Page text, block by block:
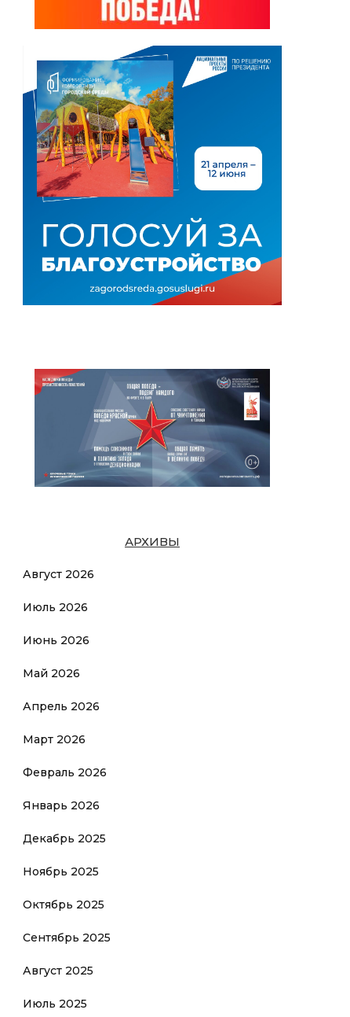
АРХИВЫ
Август 2026
Июль 2026
Июнь 2026
Май 2026
Апрель 2026
Март 2026
Февраль 2026
Январь 2026
Декабрь 2025
Ноябрь 2025
Октябрь 2025
Сентябрь 2025
Август 2025
Июль 2025